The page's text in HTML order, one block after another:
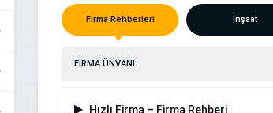
Firma Rehberleri İnşaat
FİRMA ÜNVANI
Hızlı Firma – Firma Rehberi